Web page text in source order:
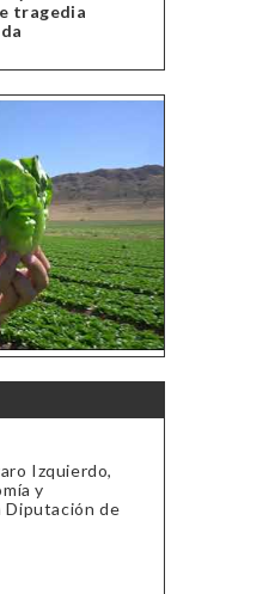
tragedia
Izquierdo,
y
Diputación de